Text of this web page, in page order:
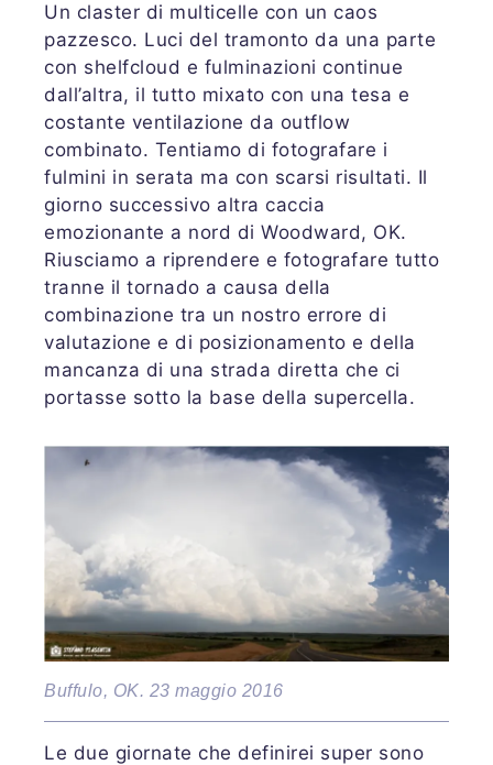
Un claster di multicelle con un caos
pazzesco. Luci del tramonto da una parte
con shelfcloud e fulminazioni continue
dall’altra, il tutto mixato con una tesa e
costante ventilazione da outflow
combinato. Tentiamo di fotografare i
fulmini in serata ma con scarsi risultati. Il
giorno successivo altra caccia
emozionante a nord di Woodward, OK.
Riusciamo a riprendere e fotografare tutto
tranne il tornado a causa della
combinazione tra un nostro errore di
valutazione e di posizionamento e della
mancanza di una strada diretta che ci
portasse sotto la base della supercella.
Buffulo, OK. 23 maggio 2016
Le due giornate che definirei super sono